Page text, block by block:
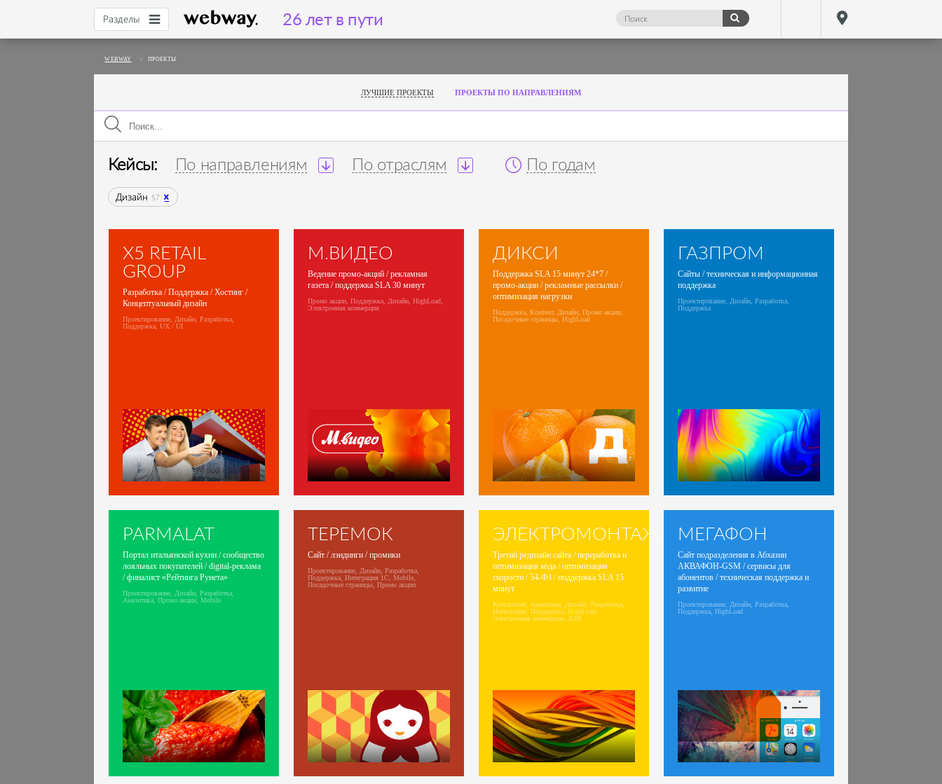
Разделы 26 лет в пути
WEBWAY / ПРОЕКТЫ
ЛУЧШИЕ ПРОЕКТЫ ПРОЕКТЫ ПО НАПРАВЛЕНИЯМ
Кейсы: По направлениям По отраслям По годам
Дизайн 57
X5 RETAIL
GROUP
Разработка / Поддержка / Хостинг /
Концептуальный дизайн
Проектирование, Дизайн, Разработка,
Поддержка, UX / UI
М.ВИДЕО
Ведение промо-акций / рекламная
газета / поддержка SLA 30 минут
Промо акции, Поддержка, Дизайн, HighLoad,
Электронная коммерция
ДИКСИ
Поддержка SLA 15 минут 24*7 /
промо-акции / рекламные рассылки /
оптимизация нагрузки
Поддержка, Контент, Дизайн, Промо акции,
Посадочные страницы, HighLoad
ГАЗПРОМ
Сайты / техническая и информационная
поддержка
Проектирование, Дизайн, Разработка,
Поддержка
PARMALAT
Портал итальянской кухни / сообщество
лояльных покупателей / digital-реклама
/ финалист «Рейтинга Рунета»
Проектирование, Дизайн, Разработка,
Аналитика, Промо акции, Mobile
ТЕРЕМОК
Сайт / лэндинги / промики
Проектирование, Дизайн, Разработка,
Поддержка, Интеграция 1С, Mobile,
Посадочные страницы, Промо акции
ЭЛЕКТРОМОНТАЖ
Третий редизайн сайта / переработка и
оптимизация кода / оптимизация
скорости / 54-ФЗ / поддержка SLA 15
минут
Консалтинг, Аналитика, Дизайн, Разработка,
Интеграция, Поддержка, HighLoad,
Электронная коммерция, B2B
МЕГАФОН
Сайт подразделения в Абхазии
АКВАФОН-GSM / сервисы для
абонентов / техническая поддержка и
развитие
Проектирование, Дизайн, Разработка,
Поддержка, HighLoad